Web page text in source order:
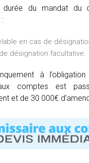
durée du mandat du
en cas de
désignation facultative.
à
comptes est
et de 30 000€